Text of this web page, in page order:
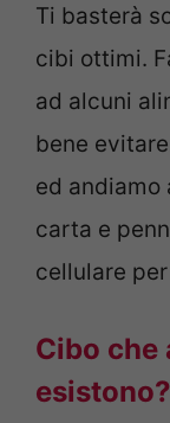
Ti basterà
cibi ottimi.
ad alcuni
bene
ed andiamo
carta e
cellulare
Cibo
esistono?